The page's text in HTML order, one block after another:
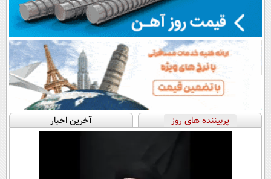
پربیننده های روز آخرین اخبار